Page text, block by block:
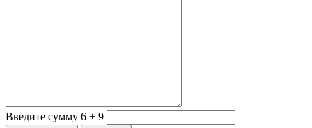
Введите сумму 6 + 9